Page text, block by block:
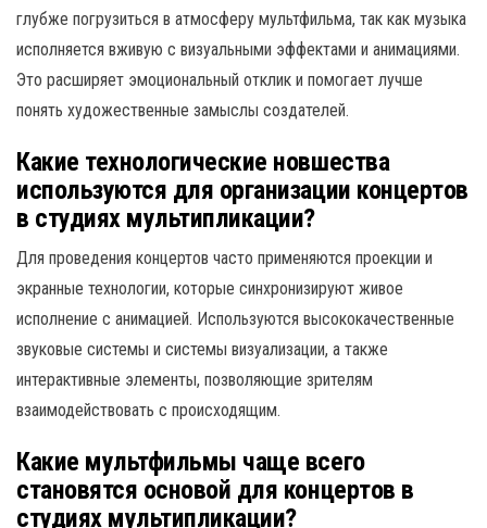
глубже погрузиться в атмосферу мультфильма, так как музыка
исполняется вживую с визуальными эффектами и анимациями.
Это расширяет эмоциональный отклик и помогает лучше
понять художественные замыслы создателей.
Какие технологические новшества
используются для организации концертов
в студиях мультипликации?
Для проведения концертов часто применяются проекции и
экранные технологии, которые синхронизируют живое
исполнение с анимацией. Используются высококачественные
звуковые системы и системы визуализации, а также
интерактивные элементы, позволяющие зрителям
взаимодействовать с происходящим.
Какие мультфильмы чаще всего
становятся основой для концертов в
студиях мультипликации?